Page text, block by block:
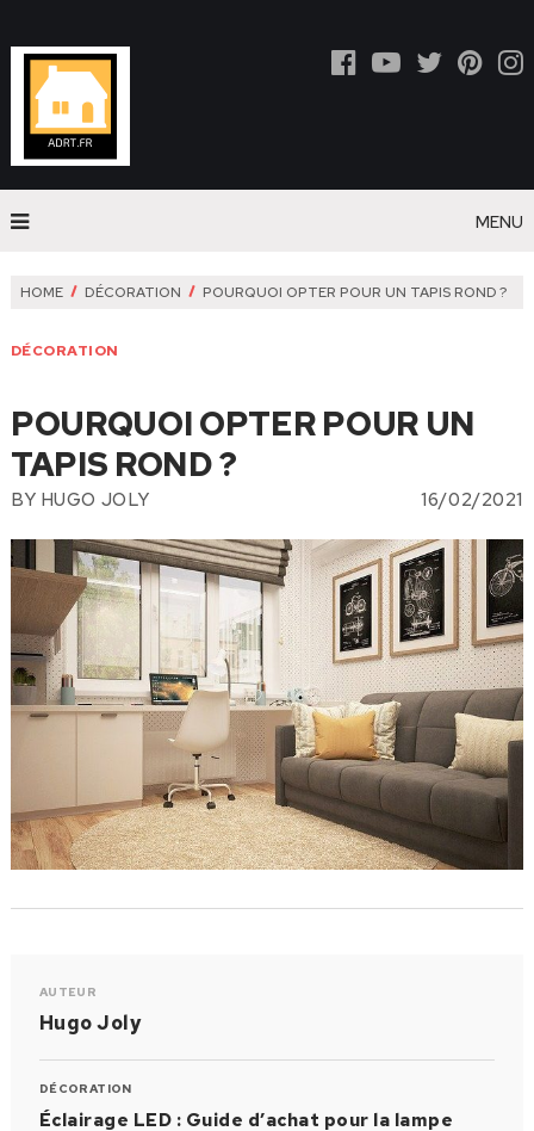
MENU
HOME DÉCORATION POURQUOI OPTER POUR UN TAPIS ROND ?
DÉCORATION
POURQUOI OPTER POUR UN
TAPIS ROND ?
BY HUGO JOLY 16/02/2021
AUTEUR
Hugo Joly
DÉCORATION
Éclairage LED : Guide d’achat pour la lampe